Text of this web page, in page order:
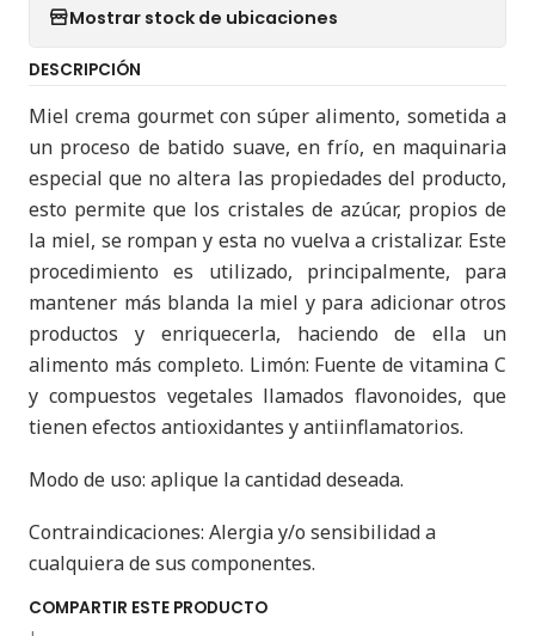
Mostrar stock de ubicaciones
DESCRIPCIÓN
Miel crema gourmet con súper alimento, sometida a
un proceso de batido suave, en frío, en maquinaria
especial que no altera las propiedades del producto,
esto permite que los cristales de azúcar, propios de
la miel, se rompan y esta no vuelva a cristalizar. Este
procedimiento es utilizado, principalmente, para
mantener más blanda la miel y para adicionar otros
productos y enriquecerla, haciendo de ella un
alimento más completo. Limón: Fuente de vitamina C
y compuestos vegetales llamados flavonoides, que
tienen efectos antioxidantes y antiinflamatorios.
Modo de uso: aplique la cantidad deseada.
Contraindicaciones: Alergia y/o sensibilidad a
cualquiera de sus componentes.
COMPARTIR ESTE PRODUCTO